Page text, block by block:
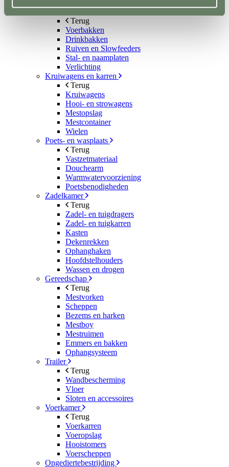
Terug
Voerbakken
Drinkbakken
Ruiven en Slowfeeders
Stal- en naamplaten
Verlichting
Kruiwagens en karren
Terug
Kruiwagens
Hooi- en strowagens
Mestopslag
Mestcontainer
Wielen
Poets- en wasplaats
Terug
Vastzetmateriaal
Douchearm
Warmwatervoorziening
Poetsbenodigheden
Zadelkamer
Terug
Zadel- en tuigdragers
Zadel- en tuigkarren
Kasten
Dekenrekken
Ophanghaken
Hoofdstelhouders
Wassen en drogen
Gereedschap
Terug
Mestvorken
Scheppen
Bezems en harken
Mestboy
Mestruimen
Emmers en bakken
Ophangsysteem
Trailer
Terug
Wandbescherming
Vloer
Sloten en accessoires
Voerkamer
Terug
Voerkarren
Voeropslag
Hooistomers
Voerscheppen
Ongediertebestrijding